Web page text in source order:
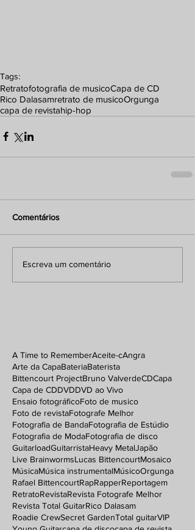
Tags:
Retratofotografia de musicoCapa de CD
Rico Dalasamretrato de musicoOrgunga
capa de revistahip-hop
Comentários
Escreva um comentário
A Time to RememberAceite-cAngra
Arte da CapaBateriaBaterista
Bittencourt ProjectBruno ValverdeCDCapa
Capa de CDDVDDVD ao Vivo
Ensaio fotográficoFoto de musico
Foto de revistaFotografe Melhor
Fotografia de BandaFotografia de Estúdio
Fotografia de ModaFotografia de disco
GuitarloadGuitarristaHeavy MetalJapão
Live BrainwormsLucas BittencourtMosaico
MúsicaMúsica instrumentalMúsicoOrgunga
Rafael BittencourtRapRapperReportagem
RetratoRevistaRevista Fotografe Melhor
Revista Total GuitarRico Dalasam
Roadie CrewSecret GardenTotal guitarVIP